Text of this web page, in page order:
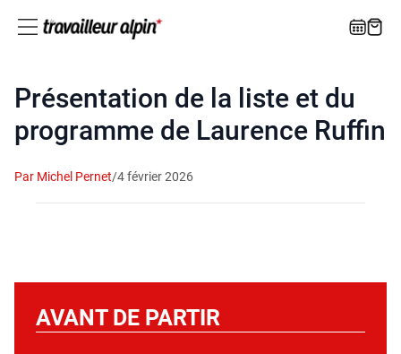
Présentation de la liste et du
programme de Laurence Ruffin
Par Michel Pernet/4 février 2026
AVANT DE PARTIR